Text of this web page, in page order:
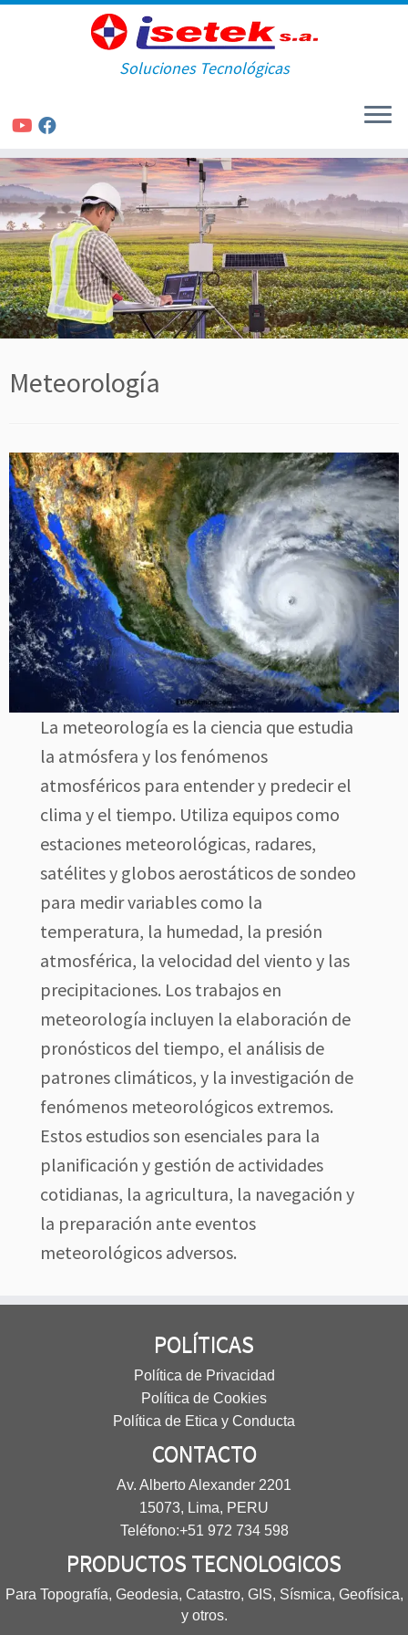
Saltar
al
contenido
Soluciones Tecnológicas
Meteorología
La meteorología es la ciencia que estudia
la atmósfera y los fenómenos
atmosféricos para entender y predecir el
clima y el tiempo. Utiliza equipos como
estaciones meteorológicas, radares,
satélites y globos aerostáticos de sondeo
para medir variables como la
temperatura, la humedad, la presión
atmosférica, la velocidad del viento y las
precipitaciones. Los trabajos en
meteorología incluyen la elaboración de
pronósticos del tiempo, el análisis de
patrones climáticos, y la investigación de
fenómenos meteorológicos extremos.
Estos estudios son esenciales para la
planificación y gestión de actividades
cotidianas, la agricultura, la navegación y
la preparación ante eventos
meteorológicos adversos.
POLÍTICAS
Política de Privacidad
Política de Cookies
Política de Etica y Conducta
CONTACTO
Av. Alberto Alexander 2201
15073, Lima, PERU
Teléfono:+51 972 734 598
PRODUCTOS TECNOLOGICOS
Para Topografía, Geodesia, Catastro, GIS, Sísmica, Geofísica,
y otros.